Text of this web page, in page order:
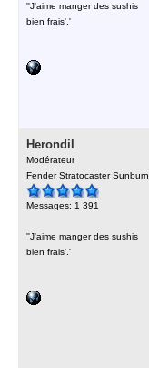
''J'aime manger des sushis
bien frais'.'
Herondil
Modérateur
Fender Stratocaster Sunburn
Messages: 1 391
''J'aime manger des sushis
bien frais'.'